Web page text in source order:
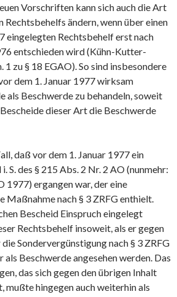
Vorschriften kann sich auch die Art
ändern, wenn über einen
eingelegten Rechtsbehelf erst nach
entschieden wird (Kühn-Kutter-
1 zu § 18 EGAO). So sind insbesondere
dem 1. Januar 1977 wirksam
als Beschwerde zu behandeln, soweit
dieser Art die Beschwerde
daß vor dem 1. Januar 1977 ein
S. des § 215 Abs. 2 Nr. 2 AO (nunmehr:
1977) ergangen war, der eine
Maßnahme nach § 3 ZRFG enthielt.
Bescheid Einspruch eingelegt
Rechtsbehelf insoweit, als er gegen
Sondervergünstigung nach § 3 ZRFG
Beschwerde angesehen werden. Das
das sich gegen den übrigen Inhalt
mußte hingegen auch weiterhin als